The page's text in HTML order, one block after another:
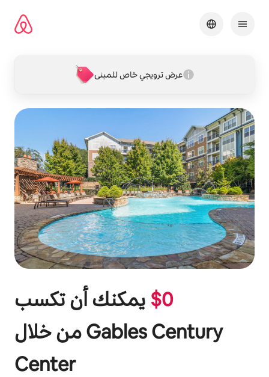
المحتوى
عرض ترويجي خاص للمبنى
$0
Gables Century
Center